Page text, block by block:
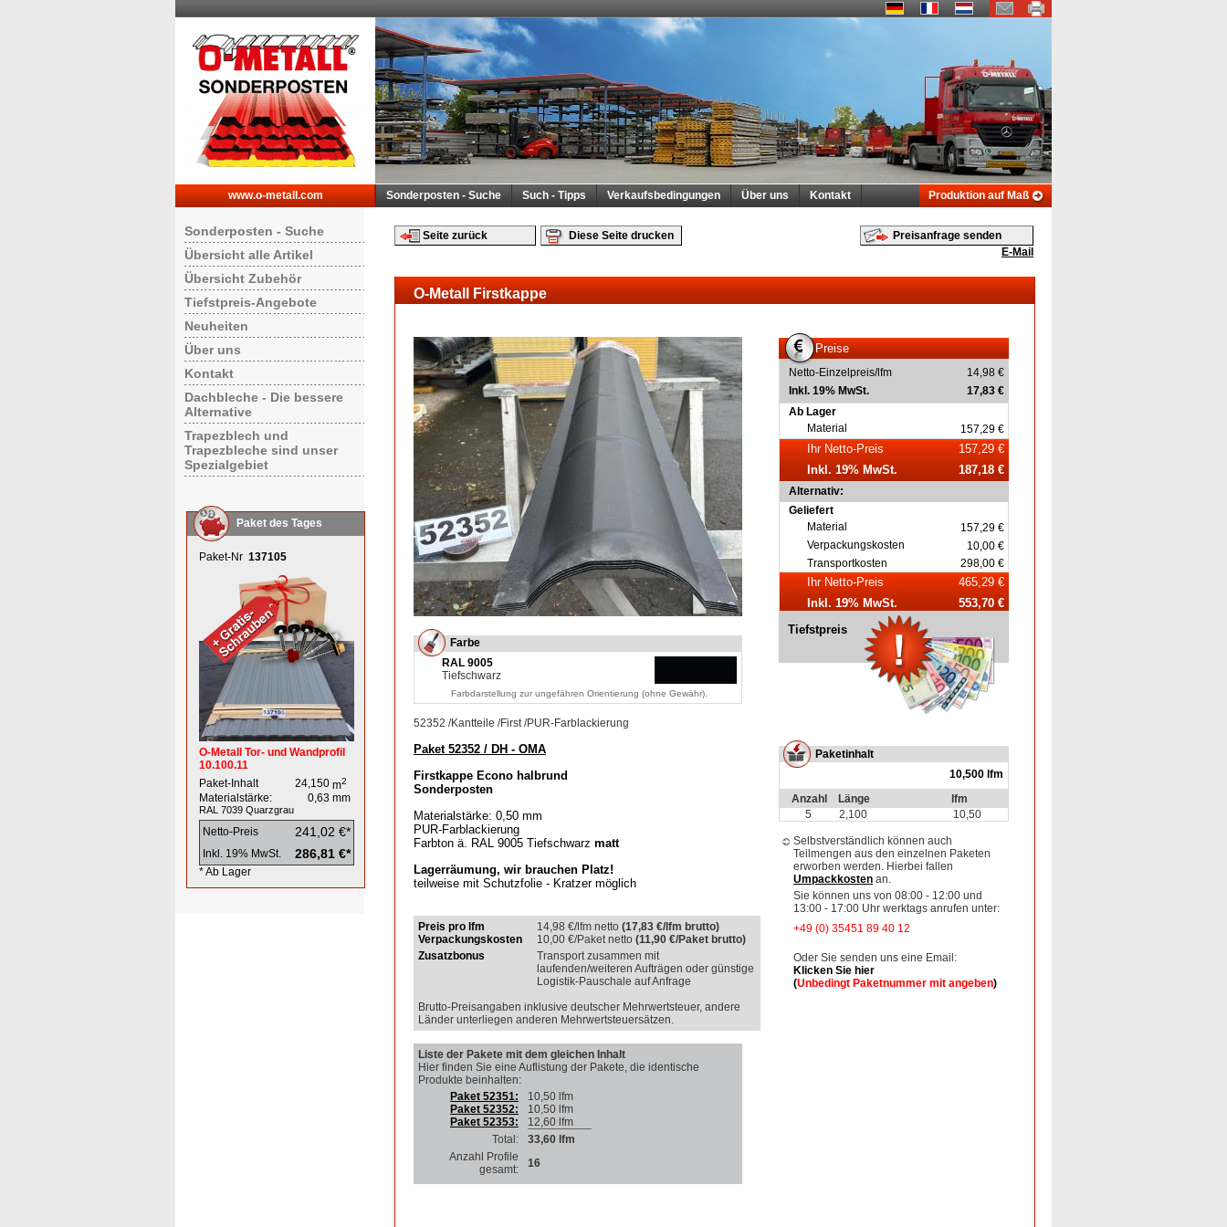
www.o-metall.com Sonderposten - Suche Such - Tipps Verkaufsbedingungen Über uns Kontakt Produktion auf Maß
Sonderposten - Suche
Übersicht alle Artikel
Übersicht Zubehör
Tiefstpreis-Angebote
Neuheiten
Über uns
Kontakt
Dachbleche - Die bessere
Alternative
Trapezblech und
Trapezbleche sind unser
Spezialgebiet
Paket des Tages
Paket-Nr 137105
O-Metall Tor- und Wandprofil
10.100.11
Paket-Inhalt
24,150 m2
Materialstärke: 0,63 mm
RAL 7039 Quarzgrau
Netto-Preis 241,02 €*
Inkl. 19% MwSt. 286,81 €*
* Ab Lager
Seite zurück Diese Seite drucken
Preisanfrage senden
E-Mail
O-Metall Firstkappe
Farbe
RAL 9005
Tiefschwarz
Farbdarstellung zur ungefähren Orientierung (ohne Gewähr).
52352 /Kantteile /First/PUR-Farblackierung
Paket 52352 / DH - OMA
Firstkappe Econo halbrund
Sonderposten
Materialstärke: 0,50 mm
PUR-Farblackierung
Farbton ä. RAL 9005 Tiefschwarz matt
Lagerräumung, wir brauchen Platz!
teilweise mit Schutzfolie - Kratzer möglich
Preis pro lfm 14,98 €/lfm netto (17,83 €/lfm brutto)
Verpackungskosten
10,00 €/Paket netto (11,90 €/Paket brutto)
Zusatzbonus
Transport zusammen mit
laufenden/weiteren Aufträgen oder günstige
Logistik-Pauschale auf Anfrage
Brutto-Preisangaben inklusive deutscher Mehrwertsteuer, andere
Länder unterliegen anderen Mehrwertsteuersätzen.
Liste der Pakete mit dem gleichen Inhalt
Hier finden Sie eine Auflistung der Pakete, die identische
Produkte beinhalten:
Paket 52351:
Paket 52352:
Paket 52353:
10,50 lfm
10,50 lfm
12,60 lfm
Total:
33,60 lfm
Anzahl Profile
gesamt:
16
Preise
Netto-Einzelpreis/lfm
14,98 €
Inkl. 19% MwSt.
17,83 €
Ab Lager
Material
157,29 €
Ihr Netto-Preis
157,29 €
Inkl. 19% MwSt.
187,18 €
Alternativ:
Geliefert
Material
157,29 €
Verpackungskosten
10,00 €
Transportkosten
298,00 €
Ihr Netto-Preis
465,29 €
Inkl. 19% MwSt.
553,70 €
Tiefstpreis
Paketinhalt
10,500 lfm
Anzahl
Länge
lfm
5
2,100 10,50
Selbstverständlich können auch
Teilmengen aus den einzelnen Paketen
erworben werden. Hierbei fallen
Umpackkosten an.
Sie können uns von 08:00 - 12:00 und
13:00 - 17:00 Uhr werktags anrufen unter:
+49 (0) 35451 89 40 12
Oder Sie senden uns eine Email:
Klicken Sie hier
(Unbedingt Paketnummer mit angeben)